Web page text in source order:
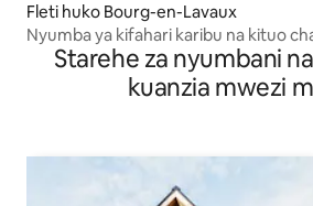
Fleti huko Bourg-en-Lavaux
Nyumba ya kifahari karibu na kituo
Starehe za nyumbani
kuanzia mwezi